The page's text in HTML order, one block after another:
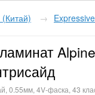
→
0.55мм, 4V-фаска, 43